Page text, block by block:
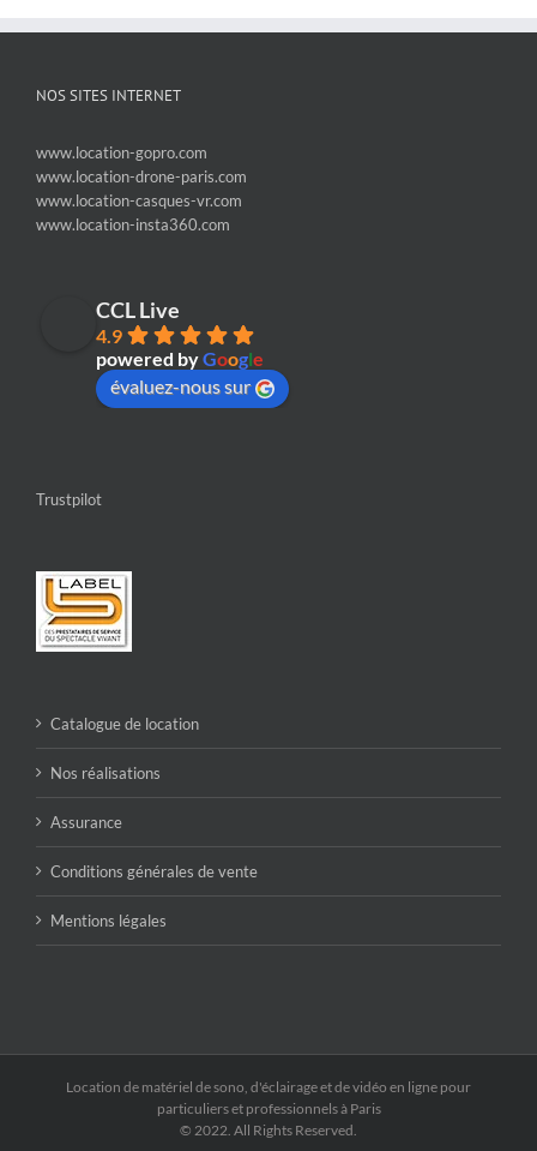
NOS SITES INTERNET
www.location-gopro.com
www.location-drone-paris.com
www.location-casques-vr.com
www.location-insta360.com
CCL Live
4.9
powered byGoogle
évaluez-nous sur
Trustpilot
Catalogue de location
Nos réalisations
Assurance
Conditions générales de vente
Mentions légales
Location de matériel de sono, d'éclairage et de vidéo en ligne pour
particuliers et professionnels à Paris
© 2022. All Rights Reserved.